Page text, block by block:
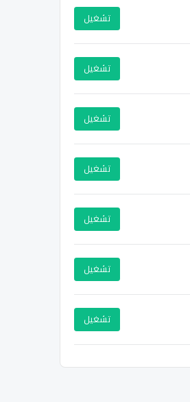
تشغيل
تشغيل
تشغيل
تشغيل
تشغيل
تشغيل
تشغيل